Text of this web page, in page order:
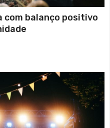
com balanço positivo